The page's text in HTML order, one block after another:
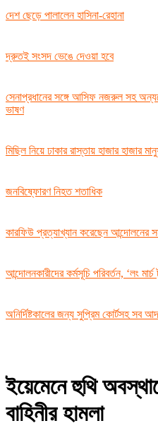
দেশ ছেড়ে পালালেন হাসিনা-রেহানা
দ্রুতই সংসদ ভেঙে দেওয়া হবে
সেনাপ্রধানের সঙ্গে আসিফ নজরুল সহ
ভাষণ
মিছিল নিয়ে ঢাকার রাস্তায় হাজার হাজার
জনবিষ্ফোরণ নিহত শতাধিক
কারফিউ প্রত্যাখ্যান করেছেন আন্দোলনের
আন্দোলনকারীদের কর্মসূচি পরিবর্তন, ‘লং
অনির্দিষ্টকালের জন্য সুপ্রিম কোর্টসহ সব
ইয়েমেনে হুথি
বাহিনীর হামলা